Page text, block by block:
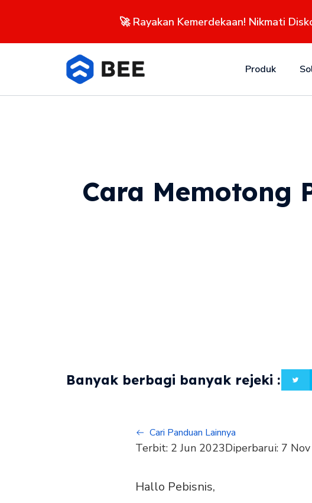
🚀 Rayakan Kemerdekaan! Nikmati
Produk
Cara Memotong
Banyak berbagi banyak rejeki :
Cari Panduan Lainnya
Terbit: 2 Jun 2023Diperbarui: 7
Hallo Pebisnis,